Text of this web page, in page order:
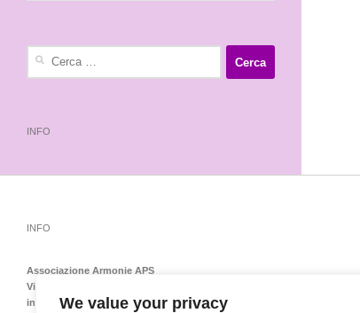
We value your privacy
INFO
INFO
Associazione Armonie APS
Via Emilia Levante 138 – 40139 Bologna – Tel-Fax 051548151
info@armoniedonnebologna.it